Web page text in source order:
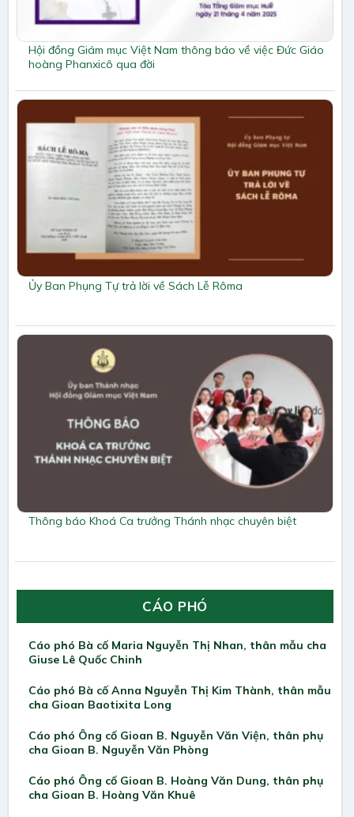
Hội đồng Giám mục Việt Nam thông báo về việc Đức Giáo
hoàng Phanxicô qua đời
Ủy Ban Phụng Tự trả lời về Sách Lễ Rôma
Thông báo Khoá Ca trưởng Thánh nhạc chuyên biệt
CÁO PHÓ
Cáo phó Bà cố Maria Nguyễn Thị Nhan, thân mẫu cha
Giuse Lê Quốc Chinh
Cáo phó Bà cố Anna Nguyễn Thị Kim Thành, thân mẫu
cha Gioan Baotixita Long
Cáo phó Ông cố Gioan B. Nguyễn Văn Viện, thân phụ
cha Gioan B. Nguyễn Văn Phòng
Cáo phó Ông cố Gioan B. Hoàng Văn Dung, thân phụ
cha Gioan B. Hoàng Văn Khuê